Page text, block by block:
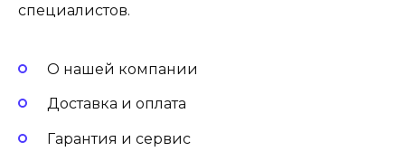
специалистов.
О нашей компании
Доставка и оплата
Гарантия и сервис